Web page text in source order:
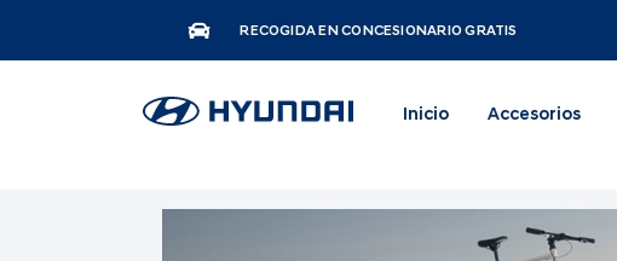
RECOGIDA EN CONCESIONARIO GRATIS
Inicio Accesorios